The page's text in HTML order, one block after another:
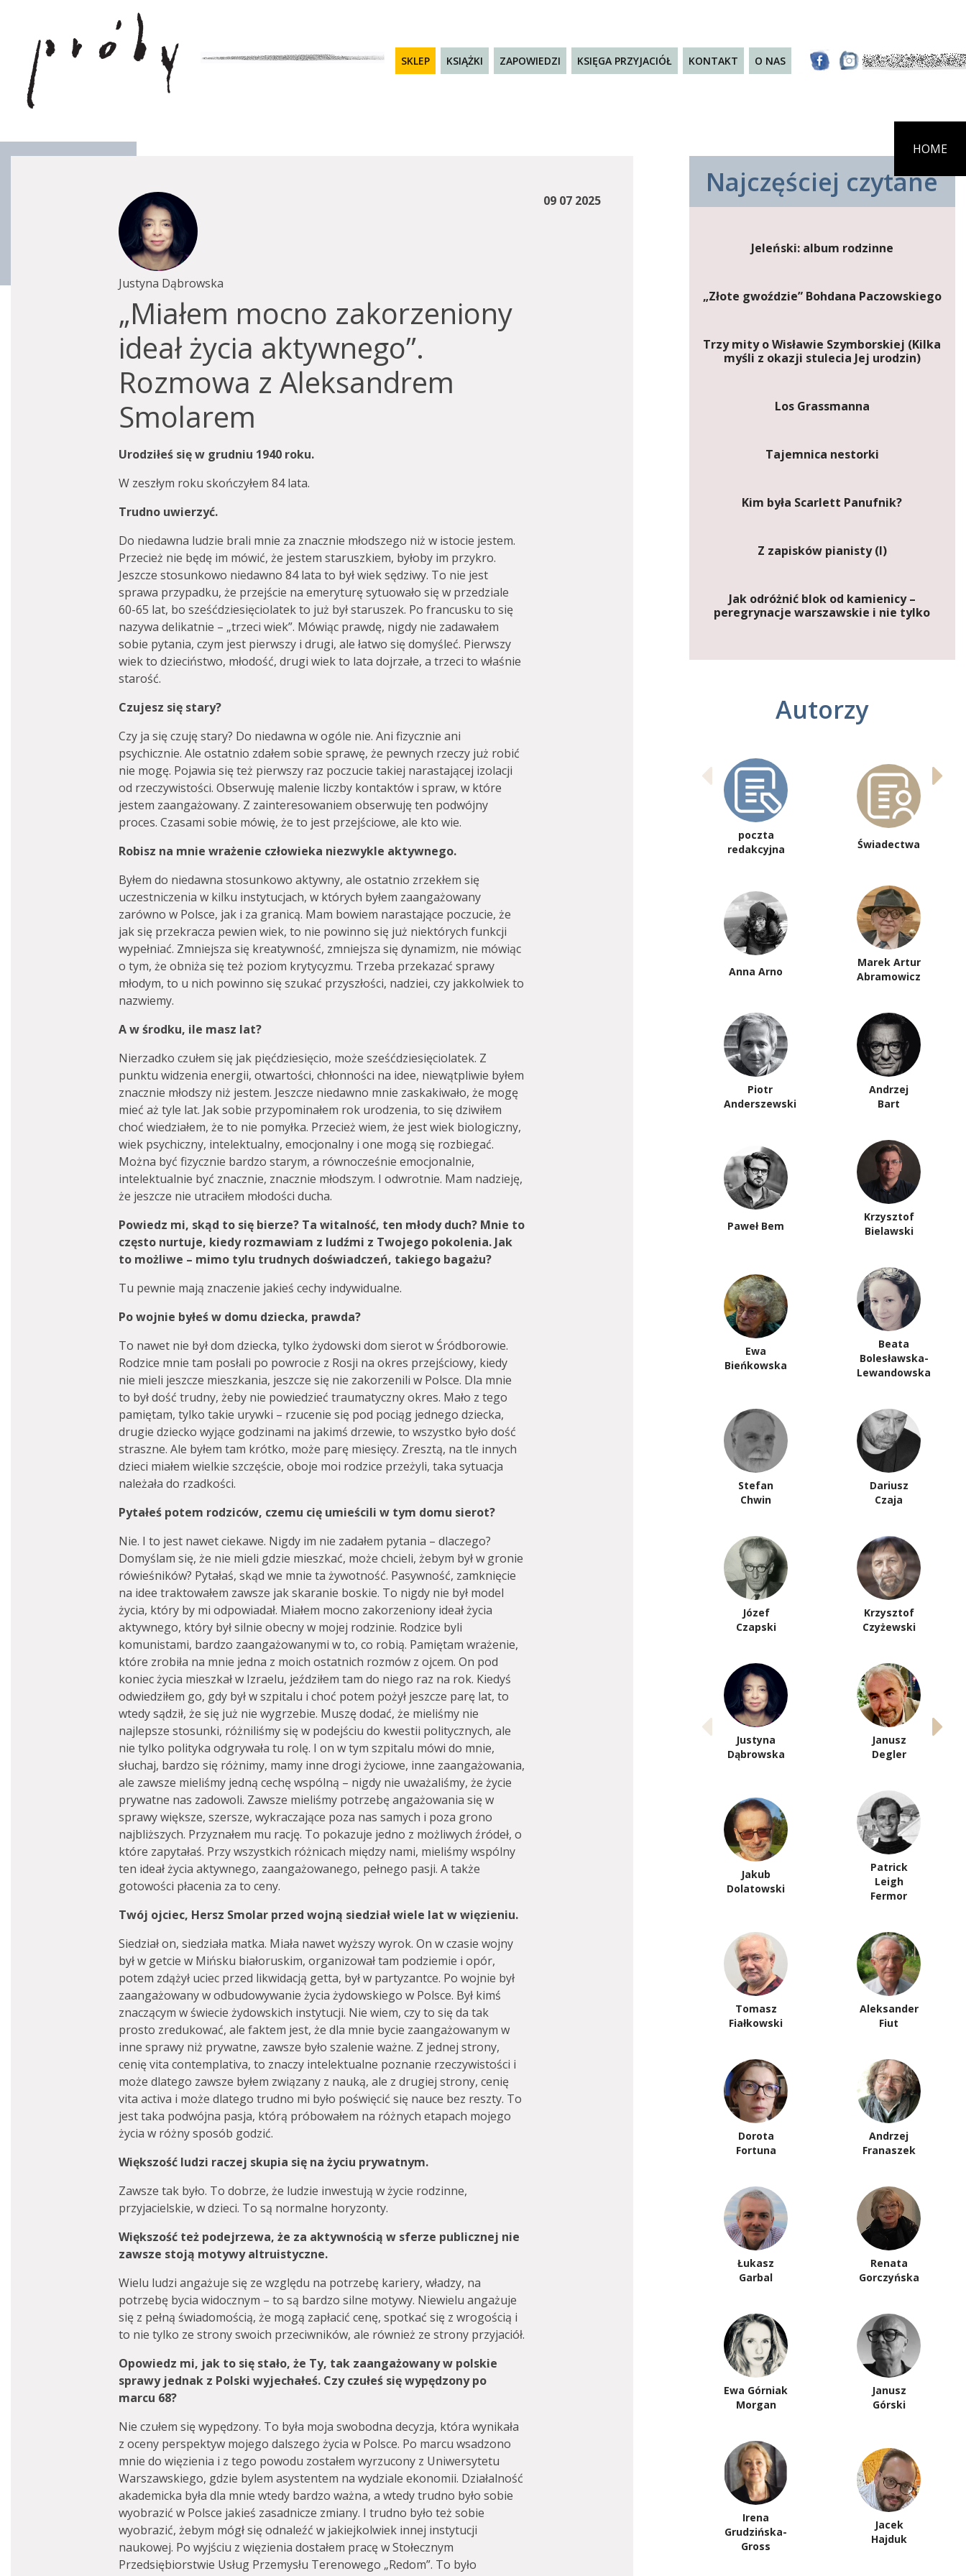
SKLEP KSIĄŻKI ZAPOWIEDZI KSIĘGA PRZYJACIÓŁ KONTAKT O NAS
HOME
09 07 2025
Justyna Dąbrowska
„Miałem mocno zakorzeniony
ideał życia aktywnego”.
Rozmowa z Aleksandrem
Smolarem
Urodziłeś się w grudniu 1940 roku.
W zeszłym roku skończyłem 84 lata.
Trudno uwierzyć.
Do niedawna ludzie brali mnie za znacznie młodszego niż w istocie jestem.
Przecież nie będę im mówić, że jestem staruszkiem, byłoby im przykro.
Jeszcze stosunkowo niedawno 84 lata to był wiek sędziwy. To nie jest
sprawa przypadku, że przejście na emeryturę sytuowało się w przedziale
60-65 lat, bo sześćdziesięciolatek to już był staruszek. Po francusku to się
nazywa delikatnie – „trzeci wiek”. Mówiąc prawdę, nigdy nie zadawałem
sobie pytania, czym jest pierwszy i drugi, ale łatwo się domyśleć. Pierwszy
wiek to dzieciństwo, młodość, drugi wiek to lata dojrzałe, a trzeci to właśnie
starość.
Czujesz się stary?
Czy ja się czuję stary? Do niedawna w ogóle nie. Ani fizycznie ani
psychicznie. Ale ostatnio zdałem sobie sprawę, że pewnych rzeczy już robić
nie mogę. Pojawia się też pierwszy raz poczucie takiej narastającej izolacji
od rzeczywistości. Obserwuję malenie liczby kontaktów i spraw, w które
jestem zaangażowany. Z zainteresowaniem obserwuję ten podwójny
proces. Czasami sobie mówię, że to jest przejściowe, ale kto wie.
Robisz na mnie wrażenie człowieka niezwykle aktywnego.
Byłem do niedawna stosunkowo aktywny, ale ostatnio zrzekłem się
uczestniczenia w kilku instytucjach, w których byłem zaangażowany
zarówno w Polsce, jak i za granicą. Mam bowiem narastające poczucie, że
jak się przekracza pewien wiek, to nie powinno się już niektórych funkcji
wypełniać. Zmniejsza się kreatywność, zmniejsza się dynamizm, nie mówiąc
o tym, że obniża się też poziom krytycyzmu. Trzeba przekazać sprawy
młodym, to u nich powinno się szukać przyszłości, nadziei, czy jakkolwiek to
nazwiemy.
A w środku, ile masz lat?
Nierzadko czułem się jak pięćdziesięcio, może sześćdziesięciolatek. Z
punktu widzenia energii, otwartości, chłonności na idee, niewątpliwie byłem
znacznie młodszy niż jestem. Jeszcze niedawno mnie zaskakiwało, że mogę
mieć aż tyle lat. Jak sobie przypominałem rok urodzenia, to się dziwiłem
choć wiedziałem, że to nie pomyłka. Przecież wiem, że jest wiek biologiczny,
wiek psychiczny, intelektualny, emocjonalny i one mogą się rozbiegać.
Można być fizycznie bardzo starym, a równocześnie emocjonalnie,
intelektualnie być znacznie, znacznie młodszym. I odwrotnie. Mam nadzieję,
że jeszcze nie utraciłem młodości ducha.
Powiedz mi, skąd to się bierze? Ta witalność, ten młody duch? Mnie to
często nurtuje, kiedy rozmawiam z ludźmi z Twojego pokolenia. Jak
to możliwe – mimo tylu trudnych doświadczeń, takiego bagażu?
Tu pewnie mają znaczenie jakieś cechy indywidualne.
Po wojnie byłeś w domu dziecka, prawda?
To nawet nie był dom dziecka, tylko żydowski dom sierot w Śródborowie.
Rodzice mnie tam posłali po powrocie z Rosji na okres przejściowy, kiedy
nie mieli jeszcze mieszkania, jeszcze się nie zakorzenili w Polsce. Dla mnie
to był dość trudny, żeby nie powiedzieć traumatyczny okres. Mało z tego
pamiętam, tylko takie urywki – rzucenie się pod pociąg jednego dziecka,
drugie dziecko wyjące godzinami na jakimś drzewie, to wszystko było dość
straszne. Ale byłem tam krótko, może parę miesięcy. Zresztą, na tle innych
dzieci miałem wielkie szczęście, oboje moi rodzice przeżyli, taka sytuacja
należała do rzadkości.
Pytałeś potem rodziców, czemu cię umieścili w tym domu sierot?
Nie. I to jest nawet ciekawe. Nigdy im nie zadałem pytania – dlaczego?
Domyślam się, że nie mieli gdzie mieszkać, może chcieli, żebym był w gronie
rówieśników? Pytałaś, skąd we mnie ta żywotność. Pasywność, zamknięcie
na idee traktowałem zawsze jak skaranie boskie. To nigdy nie był model
życia, który by mi odpowiadał. Miałem mocno zakorzeniony ideał życia
aktywnego, który był silnie obecny w mojej rodzinie. Rodzice byli
komunistami, bardzo zaangażowanymi w to, co robią. Pamiętam wrażenie,
które zrobiła na mnie jedna z moich ostatnich rozmów z ojcem. On pod
koniec życia mieszkał w Izraelu, jeździłem tam do niego raz na rok. Kiedyś
odwiedziłem go, gdy był w szpitalu i choć potem pożył jeszcze parę lat, to
wtedy sądził, że się już nie wygrzebie. Muszę dodać, że mieliśmy nie
najlepsze stosunki, różniliśmy się w podejściu do kwestii politycznych, ale
nie tylko polityka odgrywała tu rolę. I on w tym szpitalu mówi do mnie,
słuchaj, bardzo się różnimy, mamy inne drogi życiowe, inne zaangażowania,
ale zawsze mieliśmy jedną cechę wspólną – nigdy nie uważaliśmy, że życie
prywatne nas zadowoli. Zawsze mieliśmy potrzebę angażowania się w
sprawy większe, szersze, wykraczające poza nas samych i poza grono
najbliższych. Przyznałem mu rację. To pokazuje jedno z możliwych źródeł, o
które zapytałaś. Przy wszystkich różnicach między nami, mieliśmy wspólny
ten ideał życia aktywnego, zaangażowanego, pełnego pasji. A także
gotowości płacenia za to ceny.
Twój ojciec, Hersz Smolar przed wojną siedział wiele lat w więzieniu.
Siedział on, siedziała matka. Miała nawet wyższy wyrok. On w czasie wojny
był w getcie w Mińsku białoruskim, organizował tam podziemie i opór,
potem zdążył uciec przed likwidacją getta, był w partyzantce. Po wojnie był
zaangażowany w odbudowywanie życia żydowskiego w Polsce. Był kimś
znaczącym w świecie żydowskich instytucji. Nie wiem, czy to się da tak
prosto zredukować, ale faktem jest, że dla mnie bycie zaangażowanym w
inne sprawy niż prywatne, zawsze było szalenie ważne. Z jednej strony,
cenię vita contemplativa, to znaczy intelektualne poznanie rzeczywistości i
może dlatego zawsze byłem związany z nauką, ale z drugiej strony, cenię
vita activa i może dlatego trudno mi było poświęcić się nauce bez reszty. To
jest taka podwójna pasja, którą próbowałem na różnych etapach mojego
życia w różny sposób godzić.
Większość ludzi raczej skupia się na życiu prywatnym.
Zawsze tak było. To dobrze, że ludzie inwestują w życie rodzinne,
przyjacielskie, w dzieci. To są normalne horyzonty.
Większość też podejrzewa, że za aktywnością w sferze publicznej nie
zawsze stoją motywy altruistyczne.
Wielu ludzi angażuje się ze względu na potrzebę kariery, władzy, na
potrzebę bycia widocznym – to są bardzo silne motywy. Niewielu angażuje
się z pełną świadomością, że mogą zapłacić cenę, spotkać się z wrogością i
to nie tylko ze strony swoich przeciwników, ale również ze strony przyjaciół.
Opowiedz mi, jak to się stało, że Ty, tak zaangażowany w polskie
sprawy jednak z Polski wyjechałeś. Czy czułeś się wypędzony po
marcu 68?
Nie czułem się wypędzony. To była moja swobodna decyzja, która wynikała
z oceny perspektyw mojego dalszego życia w Polsce. Po marcu wsadzono
mnie do więzienia i z tego powodu zostałem wyrzucony z Uniwersytetu
Warszawskiego, gdzie bylem asystentem na wydziale ekonomii. Działalność
akademicka była dla mnie wtedy bardzo ważna, a wtedy trudno było sobie
wyobrazić w Polsce jakieś zasadnicze zmiany. I trudno było też sobie
wyobrazić, żebym mógł się odnaleźć w jakiejkolwiek innej instytucji
naukowej. Po wyjściu z więzienia dostałem pracę w Stołecznym
Przedsiębiorstwie Usług Przemysłu Terenowego „Redom”. To było
Najczęściej czytane
Jeleński: album rodzinne
„Złote gwoździe” Bohdana Paczowskiego
Trzy mity o Wisławie Szymborskiej (Kilka
myśli z okazji stulecia Jej urodzin)
Los Grassmanna
Tajemnica nestorki
Kim była Scarlett Panufnik?
Z zapisków pianisty (I)
Jak odróżnić blok od kamienicy –
peregrynacje warszawskie i nie tylko
Autorzy
poczta
redakcyjna
Świadectwa
Anna Arno
Marek Artur
Abramowicz
Piotr
Anderszewski
Andrzej
Bart
Paweł Bem
Krzysztof
Bielawski
Ewa
Bieńkowska
Beata
Bolesławska-
Lewandowska
Stefan
Chwin
Dariusz
Czaja
Józef
Czapski
Krzysztof
Czyżewski
Justyna
Dąbrowska
Janusz
Degler
Jakub
Dolatowski
Patrick
Leigh
Fermor
Tomasz
Fiałkowski
Aleksander
Fiut
Dorota
Fortuna
Andrzej
Franaszek
Łukasz
Garbal
Renata
Gorczyńska
Ewa Górniak
Morgan
Janusz
Górski
Irena
Grudzińska-
Gross
Jacek
Hajduk